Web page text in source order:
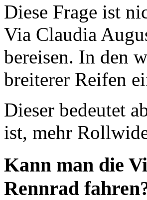
Diese Frage ist
Via Claudia
bereisen. In den
breiterer Reifen
Dieser bedeutet
ist, mehr
Kann man die
Rennrad